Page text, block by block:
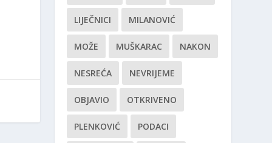
LIJEČNICI MILANOVIĆ
MOŽE MUŠKARAC NAKON
NESREĆA NEVRIJEME
OBJAVIO OTKRIVENO
PLENKOVIĆ PODACI